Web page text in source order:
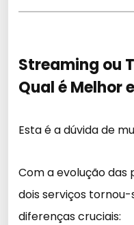
Streaming ou
Qual é Melhor
Esta é a dúvida de
Com a evolução
dois serviços
diferenças cruciais: